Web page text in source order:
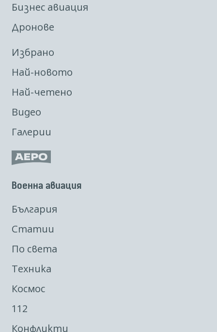
Бизнес авиация
Дронове
Избрано
Най-новото
Най-четено
Видео
Галерии
Военна авиация
България
Статии
По света
Техника
Космос
112
Конфликти